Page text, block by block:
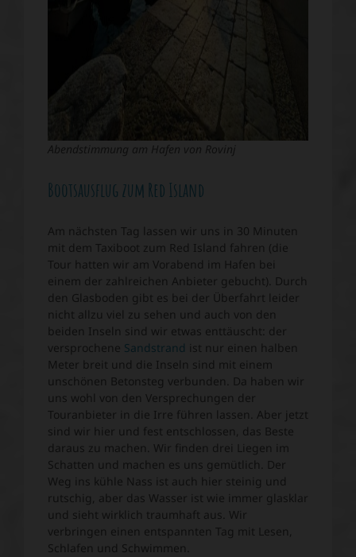
Abendstimmung am Hafen von Rovinj
Bootsausflug zum Red Island
Am nächsten Tag lassen wir uns in 30 Minuten
mit dem Taxiboot zum Red Island fahren (die
Tour hatten wir am Vorabend im Hafen bei
einem der zahlreichen Anbieter gebucht). Durch
den Glasboden gibt es bei der Überfahrt leider
nicht allzu viel zu sehen und auch von den
beiden Inseln sind wir etwas enttäuscht: der
versprochene Sandstrand ist nur einen halben
Meter breit und die Inseln sind mit einem
unschönen Betonsteg verbunden. Da haben wir
uns wohl von den Versprechungen der
Touranbieter in die Irre führen lassen. Aber jetzt
sind wir hier und fest entschlossen, das Beste
daraus zu machen. Wir finden drei Liegen im
Schatten und machen es uns gemütlich. Der
Weg ins kühle Nass ist auch hier steinig und
rutschig, aber das Wasser ist wie immer glasklar
und sieht wirklich traumhaft aus. Wir
verbringen einen entspannten Tag mit Lesen,
Schlafen und Schwimmen.